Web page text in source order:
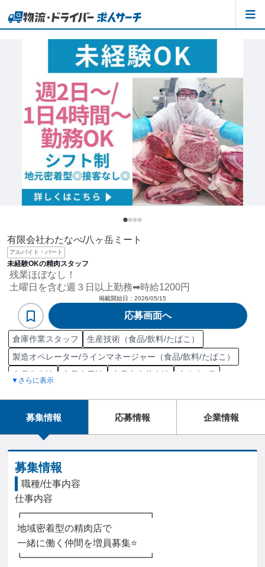
有限会社わたなべ/八ヶ岳ミート
アルバイト・パート
未経験OKの精肉スタッフ
残業ほぼなし！
土曜日を含む週３日以上勤務➡時給1200円
掲載開始日： 2026/05/15
応募画面へ
倉庫作業スタッフ
生産技術（食品/飲料/たばこ）
製造オペレーター/ラインマネージャー（食品/飲料/たばこ）
食品衛生法
食品表示法 食品安全基本法
食肉士1級
▼さらに表示
募集情報 応募情報 企業情報
募集情報
職種/仕事内容
仕事内容
┏━━━━━━━━━━━━━┓
┗━━━━━━━━━━━━━┛